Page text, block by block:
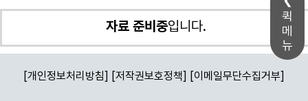
퀵
메
뉴
자료 준비중입니다.
[개인정보처리방침] [저작권보호정책] [이메일무단수집거부]